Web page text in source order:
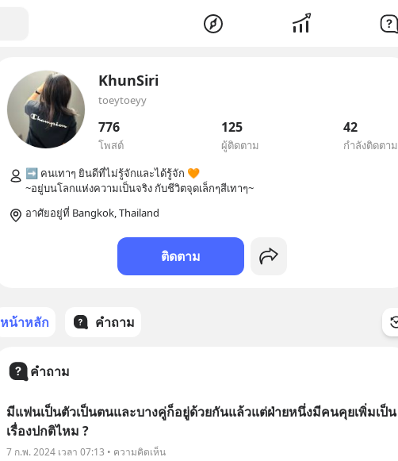
KhunSiri
toeytoeyy
776
โพสต์
125
ผู้ติดตาม
42
กำลังติดตาม
➡️ คนเทาๆ ยินดีที่ไม่รู้จักและได้รู้จัก 🧡
~อยู่บนโลกแห่งความเป็นจริง กับชีวิตจุดเล็กๆสีเทาๆ~
อาศัยอยู่ที่ Bangkok, Thailand
ติดตาม
หน้าหลัก คำถาม
คำถาม
มีแฟนเป็นตัวเป็นตนและบางคู่ก็อยู่ด้วยกันแล้วแต่ฝ่ายหนึ่งมีคนคุยเพิ่มเป็น
เรื่องปกติไหม ?
7 ก.พ. 2024 เวลา 07:13 • ความคิดเห็น